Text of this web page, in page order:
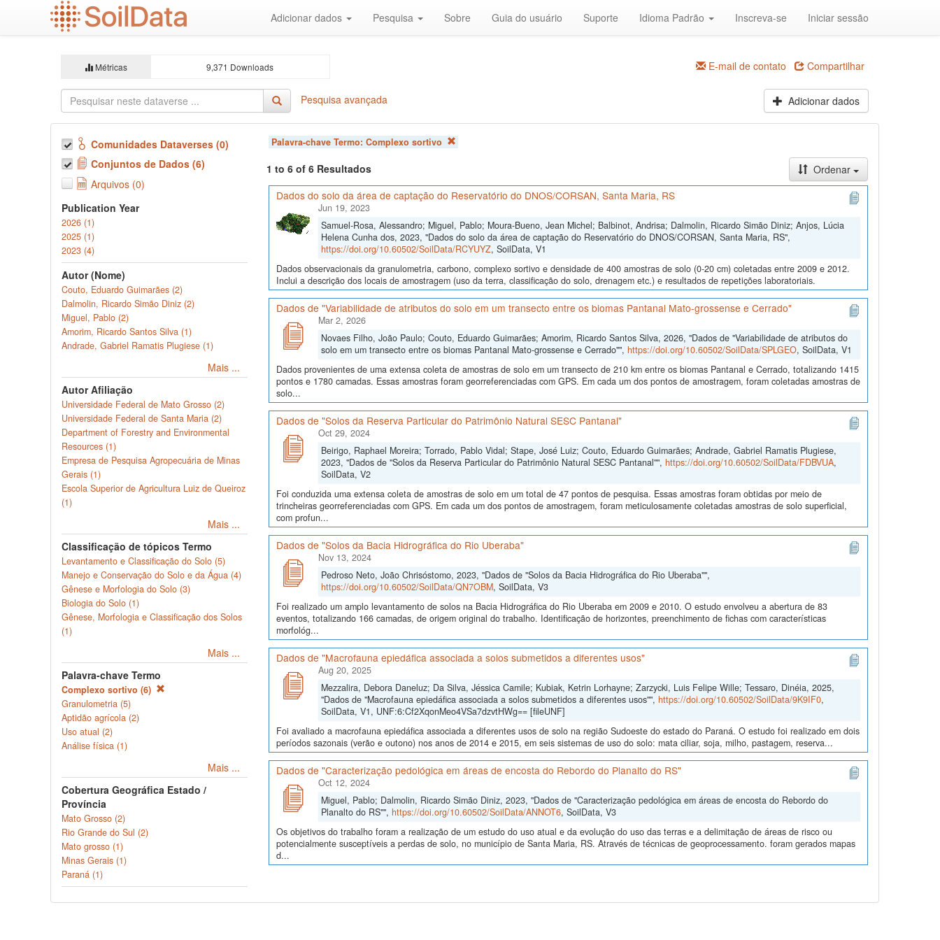
Adicionar dados Pesquisa Sobre Guia do usuário Suporte Idioma Padrão Inscreva-se Iniciar sessão
Métricas 9,371 Downloads E-mail de contato Compartilhar
Pesquisa avançada Adicionar dados
Comunidades Dataverses (0)
Conjuntos de Dados (6)
Arquivos (0)
Publication Year
2026 (1)
2025 (1)
2023 (4)
Autor (Nome)
Couto, Eduardo Guimarães (2)
Dalmolin, Ricardo Simão Diniz (2)
Miguel, Pablo (2)
Amorim, Ricardo Santos Silva (1)
Andrade, Gabriel Ramatis Plugiese (1)
Mais ...
Autor Afiliação
Universidade Federal de Mato Grosso (2)
Universidade Federal de Santa Maria (2)
Department of Forestry and Environmental
Resources (1)
Empresa de Pesquisa Agropecuária de Minas
Gerais (1)
Escola Superior de Agricultura Luiz de Queiroz
(1)
Mais ...
Classificação de tópicos Termo
Levantamento e Classificação do Solo (5)
Manejo e Conservação do Solo e da Água (4)
Gênese e Morfologia do Solo (3)
Biologia do Solo (1)
Gênese, Morfologia e Classificação dos Solos
(1)
Mais ...
Palavra-chave Termo
Complexo sortivo (6)
Granulometria (5)
Aptidão agrícola (2)
Uso atual (2)
Análise física (1)
Mais ...
Cobertura Geográfica Estado /
Província
Mato Grosso (2)
Rio Grande do Sul (2)
Mato grosso (1)
Minas Gerais (1)
Paraná (1)
Palavra-chave Termo: Complexo sortivo
1 to 6 of 6 Resultados
Ordenar
Dados do solo da área de captação do Reservatório do DNOS/CORSAN, Santa Maria, RS
Jun 19, 2023
Samuel-Rosa, Alessandro; Miguel, Pablo; Moura-Bueno, Jean Michel; Balbinot, Andrisa; Dalmolin, Ricardo Simão Diniz; Anjos, Lúcia
Helena Cunha dos, 2023, "Dados do solo da área de captação do Reservatório do DNOS/CORSAN, Santa Maria, RS",
https://doi.org/10.60502/SoilData/RCYUYZ, SoilData, V1
Dados observacionais da granulometria, carbono, complexo sortivo e densidade de 400 amostras de solo (0-20 cm) coletadas entre 2009 e 2012.
Inclui a descrição dos locais de amostragem (uso da terra, classificação do solo, drenagem etc.) e resultados de repetições laboratoriais.
Dados de "Variabilidade de atributos do solo em um transecto entre os biomas Pantanal Mato-grossense e Cerrado"
Mar 2, 2026
Novaes Filho, João Paulo; Couto, Eduardo Guimarães; Amorim, Ricardo Santos Silva, 2026, "Dados de "Variabilidade de atributos do
solo em um transecto entre os biomas Pantanal Mato-grossense e Cerrado"", https://doi.org/10.60502/SoilData/SPLGEO, SoilData, V1
Dados provenientes de uma extensa coleta de amostras de solo em um transecto de 210 km entre os biomas Pantanal e Cerrado, totalizando 1415
pontos e 1780 camadas. Essas amostras foram georreferenciadas com GPS. Em cada um dos pontos de amostragem, foram coletadas amostras de
solo...
Dados de "Solos da Reserva Particular do Patrimônio Natural SESC Pantanal"
Oct 29, 2024
Beirigo, Raphael Moreira; Torrado, Pablo Vidal; Stape, José Luiz; Couto, Eduardo Guimarães; Andrade, Gabriel Ramatis Plugiese,
2023, "Dados de "Solos da Reserva Particular do Patrimônio Natural SESC Pantanal"", https://doi.org/10.60502/SoilData/FDBVUA,
SoilData, V2
Foi conduzida uma extensa coleta de amostras de solo em um total de 47 pontos de pesquisa. Essas amostras foram obtidas por meio de
trincheiras georreferenciadas com GPS. Em cada um dos pontos de amostragem, foram meticulosamente coletadas amostras de solo superficial,
com profun...
Dados de "Solos da Bacia Hidrográfica do Rio Uberaba"
Nov 13, 2024
Pedroso Neto, João Chrisóstomo, 2023, "Dados de "Solos da Bacia Hidrográfica do Rio Uberaba"",
https://doi.org/10.60502/SoilData/QN7OBM, SoilData, V3
Foi realizado um amplo levantamento de solos na Bacia Hidrográfica do Rio Uberaba em 2009 e 2010. O estudo envolveu a abertura de 83
eventos, totalizando 166 camadas, de origem original do trabalho. Identificação de horizontes, preenchimento de fichas com características
morfológ...
Dados de "Macrofauna epiedáfica associada a solos submetidos a diferentes usos"
Aug 20, 2025
Mezzalira, Debora Daneluz; Da Silva, Jéssica Camile; Kubiak, Ketrin Lorhayne; Zarzycki, Luis Felipe Wille; Tessaro, Dinéia, 2025,
"Dados de "Macrofauna epiedáfica associada a solos submetidos a diferentes usos"", https://doi.org/10.60502/SoilData/9K9IF0,
SoilData, V1, UNF:6:Cf2XqonMeo4VSa7dzvtHWg== [fileUNF]
Foi avaliado a macrofauna epiedáfica associada a diferentes usos de solo na região Sudoeste do estado do Paraná. O estudo foi realizado em dois
períodos sazonais (verão e outono) nos anos de 2014 e 2015, em seis sistemas de uso do solo: mata ciliar, soja, milho, pastagem, reserva...
Dados de "Caracterização pedológica em áreas de encosta do Rebordo do Planalto do RS"
Oct 12, 2024
Miguel, Pablo; Dalmolin, Ricardo Simão Diniz, 2023, "Dados de "Caracterização pedológica em áreas de encosta do Rebordo do
Planalto do RS"", https://doi.org/10.60502/SoilData/ANNOT6, SoilData, V3
Os objetivos do trabalho foram a realização de um estudo do uso atual e da evolução do uso das terras e a delimitação de áreas de risco ou
potencialmente susceptíveis a perdas de solo, no município de Santa Maria, RS. Através de técnicas de geoprocessamento. foram gerados mapas
d...